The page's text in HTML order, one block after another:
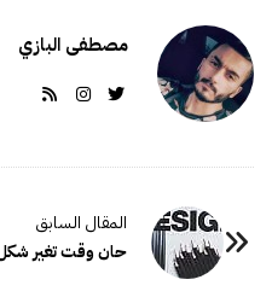
مصطفى البازي
حان وقت تغير شكل